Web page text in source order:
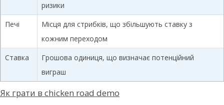
ризики
Печі
Місця для стрибків, що збільшують ставку з
кожним переходом
Ставка
Грошова одиниця, що визначає потенційний
виграш
Як грати в chicken road demo